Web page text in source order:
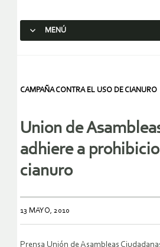
MENÚ
CAMPAÑA CONTRA EL USO DE CIANURO
Union de
adhiere a
cianuro
13 MAYO, 2010
Prensa Unión de Asambleas